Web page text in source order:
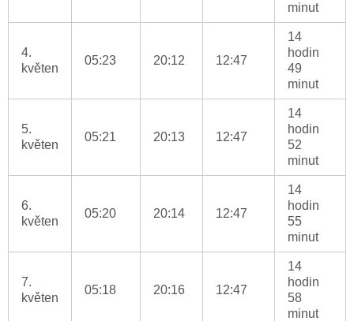
minut
4.
květen
05:23 20:12 12:47
14
hodin
49
minut
5.
květen
05:21 20:13 12:47
14
hodin
52
minut
6.
květen
05:20 20:14 12:47
14
hodin
55
minut
7.
květen
05:18 20:16 12:47
14
hodin
58
minut